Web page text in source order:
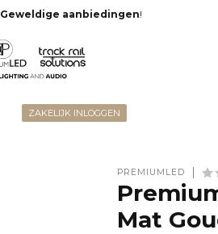
Geweldige aanbiedingen!
ZAKELIJK INLOGGEN
PREMIUMLED
Mat